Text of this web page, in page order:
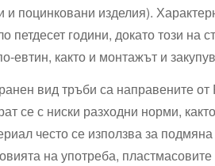
поцинковани изделия).
петдесет години, докато този
евтин, както и монтажът и
вид тръби са направените
се с ниски разходни норми,
често се използва за
на употреба,